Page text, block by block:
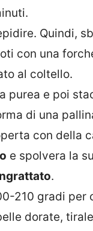
Quindi,
con una
al coltello.
purea e poi
di una
con della
e spolvera la
.
210 gradi per
dorate,